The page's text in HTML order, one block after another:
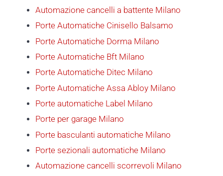
Automazione cancelli a battente Milano
Porte Automatiche Cinisello Balsamo
Porte Automatiche Dorma Milano
Porte Automatiche Bft Milano
Porte Automatiche Ditec Milano
Porte Automatiche Assa Abloy Milano
Porte automatiche Label Milano
Porte per garage Milano
Porte basculanti automatiche Milano
Porte sezionali automatiche Milano
Automazione cancelli scorrevoli Milano